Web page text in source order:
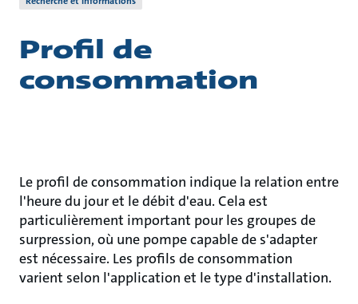
Profil de
consommation
Le profil de consommation indique la relation entre
l'heure du jour et le débit d'eau. Cela est
particulièrement important pour les groupes de
surpression, où une pompe capable de s'adapter
est nécessaire. Les profils de consommation
varient selon l'application et le type d'installation.